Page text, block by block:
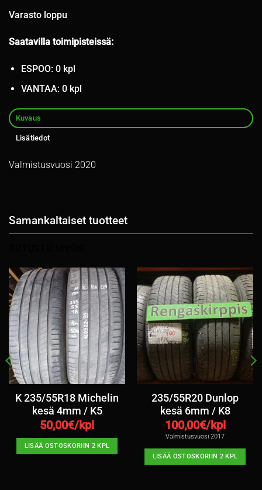
Varasto loppu
Saatavilla toimipisteissä:
ESPOO: 0 kpl
VANTAA: 0 kpl
Kuvaus
Lisätiedot
Valmistusvuosi 2020
Samankaltaiset tuotteet
K 235/55R18 Michelin
kesä 4mm / K5
50,00€/kpl
LISÄÄ OSTOSKORIIN 2 KPL
235/55R20 Dunlop
kesä 6mm / K8
100,00€/kpl
Valmistusvuosi 2017
LISÄÄ OSTOSKORIIN 2 KPL